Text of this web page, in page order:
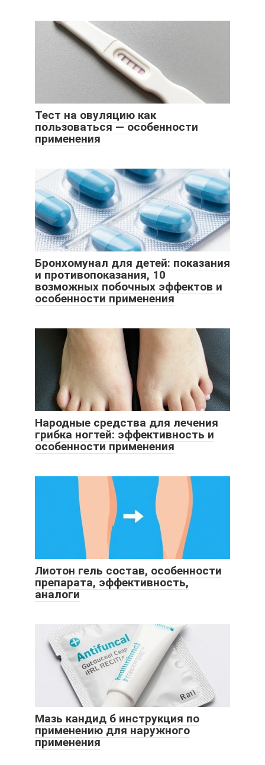
Тест на овуляцию как
пользоваться — особенности
применения
Бронхомунал для детей: показания
и противопоказания, 10
возможных побочных эффектов и
особенности применения
Народные средства для лечения
грибка ногтей: эффективность и
особенности применения
Лиотон гель состав, особенности
препарата, эффективность,
аналоги
Мазь кандид б инструкция по
применению для наружного
применения